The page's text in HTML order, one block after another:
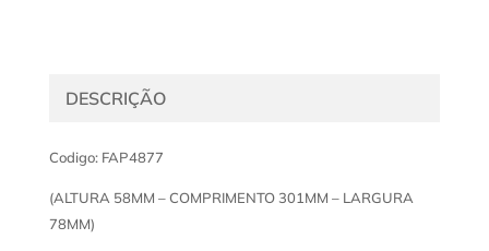
DESCRIÇÃO
Codigo: FAP4877
(ALTURA 58MM – COMPRIMENTO 301MM – LARGURA
78MM)